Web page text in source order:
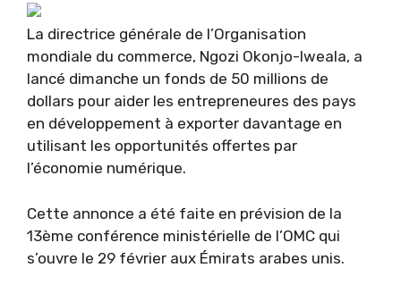
La directrice générale de l’Organisation
mondiale du commerce, Ngozi Okonjo-Iweala, a
lancé dimanche un fonds de 50 millions de
dollars pour aider les entrepreneures des pays
en développement à exporter davantage en
utilisant les opportunités offertes par
l’économie numérique.
Cette annonce a été faite en prévision de la
13ème conférence ministérielle de l’OMC qui
s’ouvre le 29 février aux Émirats arabes unis.